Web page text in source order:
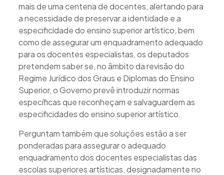
mais de uma centena de docentes, alertando para
a necessidade de preservar a identidade e a
especificidade do ensino superior artístico, bem
como de assegurar um enquadramento adequado
para os docentes especialistas, os deputados
pretendem saber se, no âmbito da revisão do
Regime Jurídico dos Graus e Diplomas do Ensino
Superior, o Governo prevê introduzir normas
específicas que reconheçam e salvaguardem as
especificidades do ensino superior artístico.
Perguntam também que soluções estão a ser
ponderadas para assegurar o adequado
enquadramento dos docentes especialistas das
escolas superiores artísticas, designadamente no